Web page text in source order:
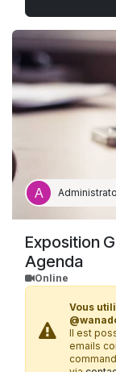
Eintrittskarte direkt
Kostenloser
Vorlage eines
Weitere
Exposition
Agenda
Online
Vous
Il est
emails